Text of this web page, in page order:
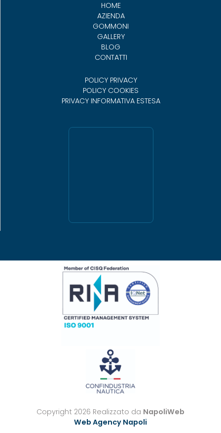
HOME
AZIENDA
GOMMONI
GALLERY
BLOG
CONTATTI
POLICY PRIVACY
POLICY COOKIES
PRIVACY INFORMATIVA ESTESA
Copyright 2026 Realizzato da NapoliWeb
Web Agency Napoli